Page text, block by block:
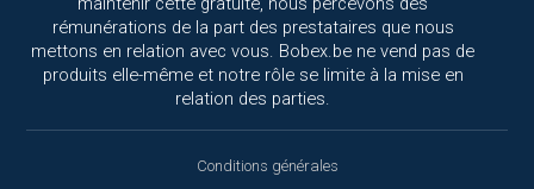
rémunérations de la part des prestataires que nous
mettons en relation avec vous. Bobex.be ne vend pas de
produits elle-même et notre rôle se limite à la mise en
relation des parties.
Conditions générales